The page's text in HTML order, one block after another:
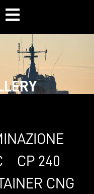
CP 240
CNG